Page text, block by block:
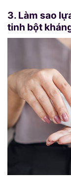
3. Làm sao
tinh bột